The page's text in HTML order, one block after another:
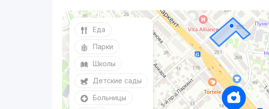
Еда
Парки
Школы
Детские сады
Больницы